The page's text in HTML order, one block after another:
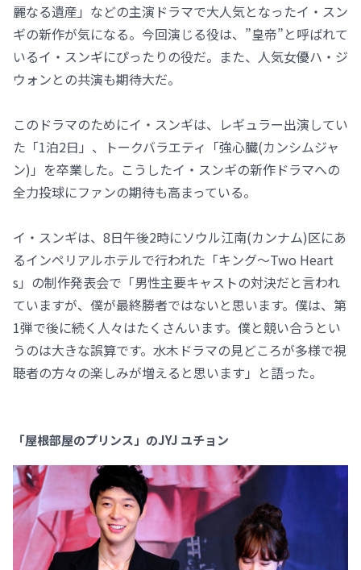
麗なる遺産」などの主演ドラマで大人気となったイ・スン
ギの新作が気になる。今回演じる役は、”皇帝”と呼ばれて
いるイ・スンギにぴったりの役だ。また、人気女優ハ・ジ
ウォンとの共演も期待大だ。
このドラマのためにイ・スンギは、レギュラー出演してい
た「1泊2日」、トークバラエティ「強心臓(カンシムジャ
ン)」を卒業した。こうしたイ・スンギの新作ドラマへの
全力投球にファンの期待も高まっている。
イ・スンギは、8日午後2時にソウル江南(カンナム)区にあ
るインペリアルホテルで行われた「キング～Two Heart
s」の制作発表会で「男性主要キャストの対決だと言われ
ていますが、僕が最終勝者ではないと思います。僕は、第
1弾で後に続く人々はたくさんいます。僕と競い合うとい
うのは大きな誤算です。水木ドラマの見どころが多様で視
聴者の方々の楽しみが増えると思います」と語った。
「屋根部屋のプリンス」のJYJ ユチョン